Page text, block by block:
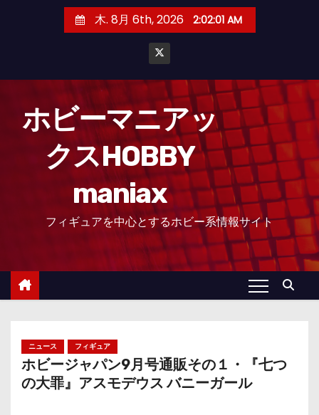
木. 8月 6th, 2026 2:02:02 AM
ホビーマニアッ
クスHOBBY
maniax
フィギュアを中心とするホビー系情報サイト
ニュース フィギュア
ホビージャパン9月号通販その１・『七つ
の大罪』アスモデウス バニーガール